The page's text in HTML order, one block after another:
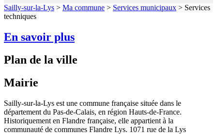
Sailly-sur-la-Lys > Ma commune > Services municipaux > Services
techniques
En savoir plus
Plan de la ville
Mairie
Sailly-sur-la-Lys est une commune française située dans le
département du Pas-de-Calais, en région Hauts-de-France.
Historiquement en Flandre française, elle appartient à la
communauté de communes Flandre Lys. 1071 rue de la Lys